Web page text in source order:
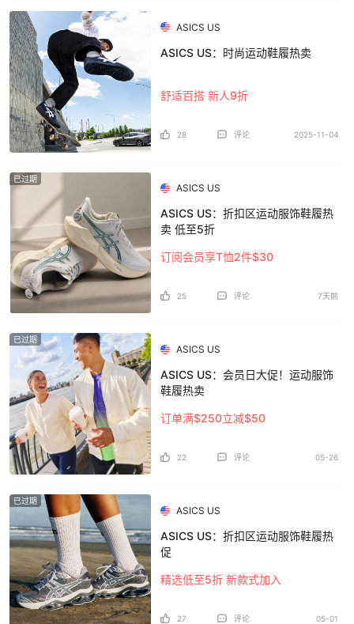
ASICS US
ASICS US：时尚运动鞋履热卖
舒适百搭 新人9折
28 评论 2025-11-04
已过期
ASICS US
ASICS US：折扣区运动服饰鞋履热
卖 低至5折
订阅会员享T恤2件$30
25 评论 7天前
已过期
ASICS US
ASICS US：会员日大促！运动服饰
鞋履热卖
订单满$250立减$50
22 评论 05-26
已过期
ASICS US
ASICS US：折扣区运动服饰鞋履热
促
精选低至5折 新款式加入
27 评论 05-01